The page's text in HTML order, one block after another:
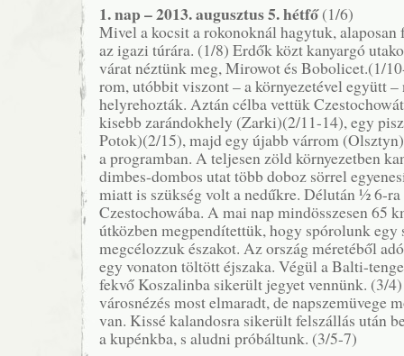
1. nap – 2013. augusztus 5. hétfő(1/6)
Mivel a kocsit a rokonoknál hagytuk,
az igazi túrára. (1/8) Erdők közt kanyargó
várat néztünk meg, Mirowot és Bobolicet.(1/
rom, utóbbit viszont – a környezetével együtt –
helyrehozták. Aztán célba vettük
kisebb zarándokhely (Zarki)(2/11-14), egy
Potok)(2/15), majd egy újabb várrom
a programban. A teljesen zöld környezetben
dimbes-dombos utat több doboz sörrel
miatt is szükség volt a nedűkre. Délután ½ 6-
Czestochowába. A mai nap mindösszesen 65
útközben megpendítettük, hogy spórolunk egy
megcélozzuk északot. Az ország méretéből
egy vonaton töltött éjszaka. Végül a Balti-
fekvő Koszalinba sikerült jegyet vennünk. (3/
városnézés most elmaradt, de napszemüvege
van. Kissé kalandosra sikerült felszállás után
a kupénkba, s aludni próbáltunk. (3/5-7)